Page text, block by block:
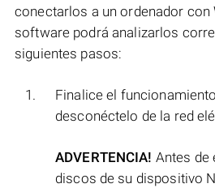
conectarlos a un ordenador con
software podrá analizarlos
siguientes pasos:
Finalice el
desconéctelo de la red
ADVERTENCIA! Antes de
discos de su dispositivo